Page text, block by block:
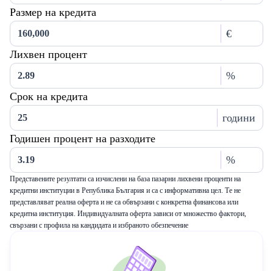
Размер на кредита
€
Лихвен процент
%
Срок на кредита
години
Годишен процент на разходите
%
Представените резултати са изчислени на база пазарни лихвени проценти на
кредитни институции в Република България и са с информативна цел. Те не
представляват реална оферта и не са обвързани с конкретна финансова или
кредитна институция. Индивидуалната оферта зависи от множество фактори,
свързани с профила на кандидата и избраното обезпечение